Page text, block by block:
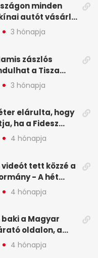
minden
autót vásárló
döntött (X)
3 hónapja
zászlós
a Tisza
napján - A
eseményei
3 hónapja
elárulta, hogy
ha a Fidesz
- A hét
hírei
4 hónapja
tett közzé a
- A hét
hírei
4 hónapja
a Magyar
oldalon, a
lépnie
hét legfontosabb
4 hónapja